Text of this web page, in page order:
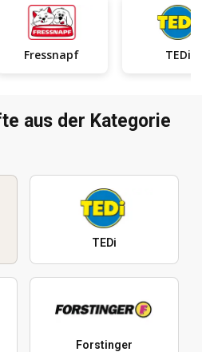
Fressnapf TEDi
aus der Kategorie
TEDi
Forstinger